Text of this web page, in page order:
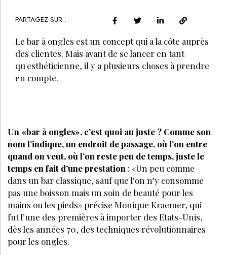
PARTAGEZ SUR :
Le bar à ongles est un concept qui a la côte auprès
des clientes. Mais avant de se lancer en tant
qu'esthéticienne, il y a plusieurs choses à prendre
en compte.
Un «bar à ongles», c’est quoi au juste ? Comme son
nom l’indique, un endroit de passage, où l’on entre
quand on veut, où l’on reste peu de temps, juste le
temps en fait d’une prestation : «Un peu comme
dans un bar classique, sauf que l’on n’y consomme
pas une boisson mais un soin de beauté pour les
mains ou les pieds» précise Monique Kraemer, qui
fut l’une des premières à importer des Etats-Unis,
dès les années 70, des techniques révolutionnaires
pour les ongles.